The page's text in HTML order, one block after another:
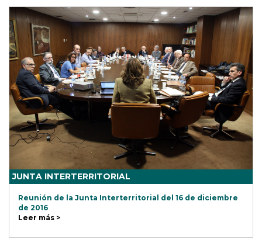
JUNTA INTERTERRITORIAL
Reunión de la Junta Interterritorial del 16 de diciembre
de 2016
Leer más >